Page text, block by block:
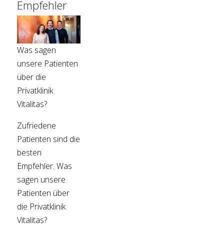
Empfehler
Was sagen
unsere Patienten
über die
Privatklinik
Vitalitas?
Zufriedene
Patienten sind die
besten
Empfehler. Was
sagen unsere
Patienten über
die Privatklinik
Vitalitas?